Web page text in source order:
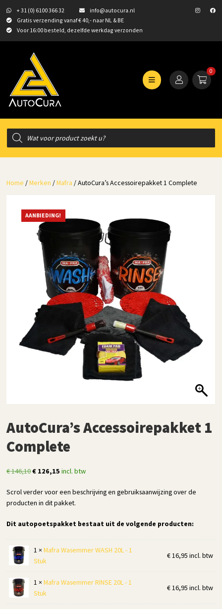
+ 31 (0) 6100 366 32
info@autocura.nl
Gratis verzending vanaf € 40,- naar NL & BE
Voor 16:00 besteld, dezelfde werkdag verzonden
0
Producten
zoeken
Home /Merken /Mafra / AutoCura’s Accessoirepakket 1 Complete
AANBIEDING!
AutoCura’s Accessoirepakket 1
Complete
€146,10Oorspronkelijke
was:
€ 146,10.
€ 126,15 Huidige
is:
€ 126,15.
incl. btw
Scrol verder voor een beschrijving en gebruiksaanwijzing over de
producten in dit pakket.
Dit autopoetspakket bestaat uit de volgende producten:
1 ×Mafra Wasemmer WASH 20L - 1
Stuk
€16,95 incl. btw
1 ×Mafra Wasemmer RINSE 20L - 1
Stuk
€16,95 incl. btw